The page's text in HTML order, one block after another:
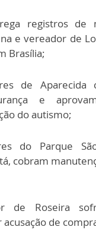
registros de
e vereador de
Brasília;
de Aparecida
e
do autismo;
do Parque
cobram
de Roseira
acusação de